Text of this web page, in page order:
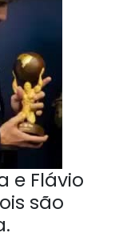
e Flávio
são